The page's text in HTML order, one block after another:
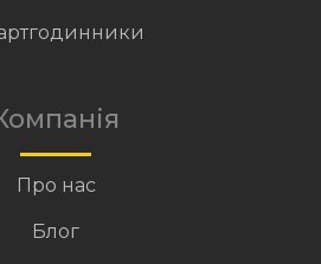
Про нас
Блог